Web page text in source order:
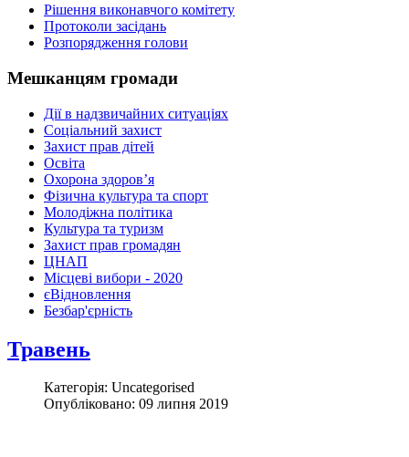
Рішення виконавчого комітету
Протоколи засідань
Розпорядження голови
Мешканцям громади
Дії в надзвичайних ситуаціях
Соціальний захист
Захист прав дітей
Освіта
Охорона здоров’я
Фізична культура та спорт
Молодіжна політика
Культура та туризм
Захист прав громадян
ЦНАП
Місцеві вибори - 2020
єВідновлення
Безбар'єрність
Травень
Категорія: Uncategorised
Опубліковано: 09 липня 2019